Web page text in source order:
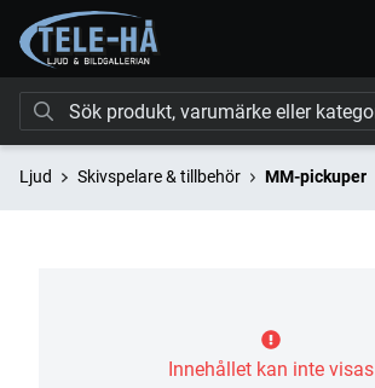
Ljud Skivspelare & tillbehör MM-pickuper
Innehållet kan inte visas